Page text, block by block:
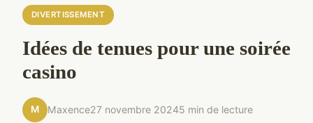
DIVERTISSEMENT
Idées de tenues pour une soirée
casino
M Maxence27 novembre 20245 min de lecture